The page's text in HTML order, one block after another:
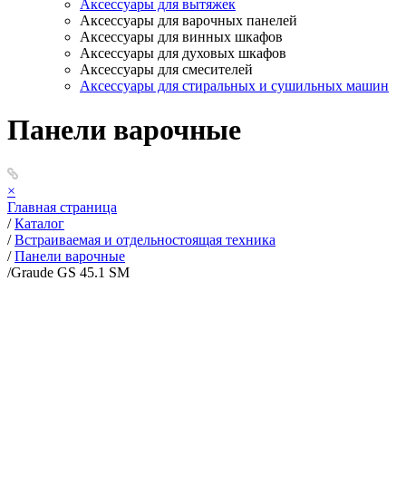
Аксессуары для вытяжек
Аксессуары для варочных панелей
Аксессуары для винных шкафов
Аксессуары для духовых шкафов
Аксессуары для смесителей
Аксессуары для стиральных и сушильных машин
Панели варочные
×
Главная страница
/ Каталог
/ Встраиваемая и отдельностоящая техника
/ Панели варочные
/Graude GS 45.1 SM